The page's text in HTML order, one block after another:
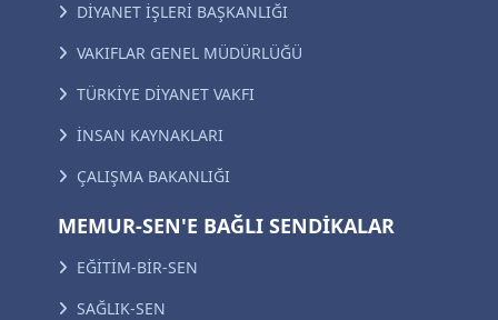
DİYANET İŞLERİ BAŞKANLIĞI
VAKIFLAR GENEL MÜDÜRLÜĞÜ
TÜRKİYE DİYANET VAKFI
İNSAN KAYNAKLARI
ÇALIŞMA BAKANLIĞI
MEMUR-SEN'E BAĞLI SENDİKALAR
EĞİTİM-BİR-SEN
SAĞLIK-SEN